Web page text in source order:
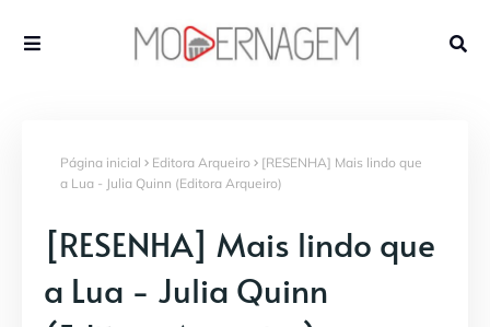
Página inicial Editora Arqueiro
[RESENHA] Mais lindo que
a Lua - Julia Quinn (Editora Arqueiro)
[RESENHA] Mais lindo que
a Lua - Julia Quinn